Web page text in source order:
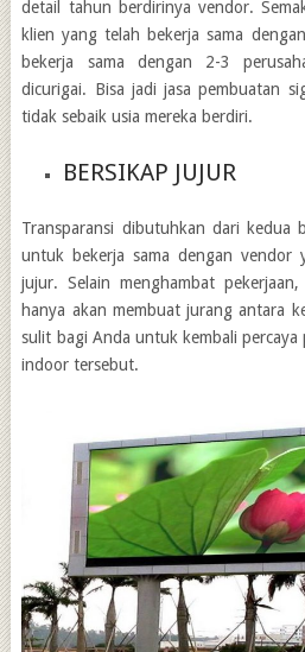
detail tahun berdirinya vendor.
klien yang telah bekerja sama
bekerja sama dengan 2-3
dicurigai. Bisa jadi jasa pembuatan
tidak sebaik usia mereka berdiri.
BERSIKAP JUJUR
Transparansi dibutuhkan dari kedua
untuk bekerja sama dengan vendor
jujur. Selain menghambat
hanya akan membuat jurang antara
sulit bagi Anda untuk kembali
indoortersebut.